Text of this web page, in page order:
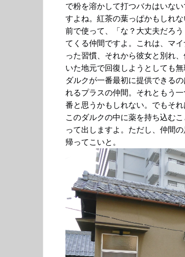
で粉を溶かして打つバカはいな
すよね。紅茶の葉っぱかもしれ
前で使って、「な？大丈夫だろ
てくる仲間ですよ。これは、マ
った習慣、それから彼女と別れ
いた地元で回復しようとしても無
ダルクが一番最初に提供できる
れるプラスの仲間。それともう
番と思うかもしれない。でもそ
このダルクの中に薬を持ち込む
って出しますよ。ただし、仲間
帰ってこいと。